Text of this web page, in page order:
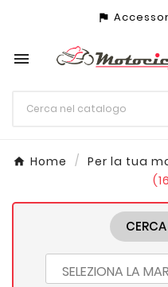
assistant_photo

Home Per la tua